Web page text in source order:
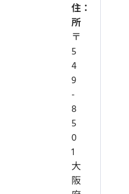
住
所
〒
5
4
9
-
8
5
0
1
大
阪